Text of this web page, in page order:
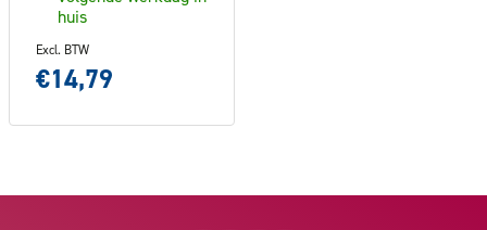
huis
Excl. BTW
€14,79